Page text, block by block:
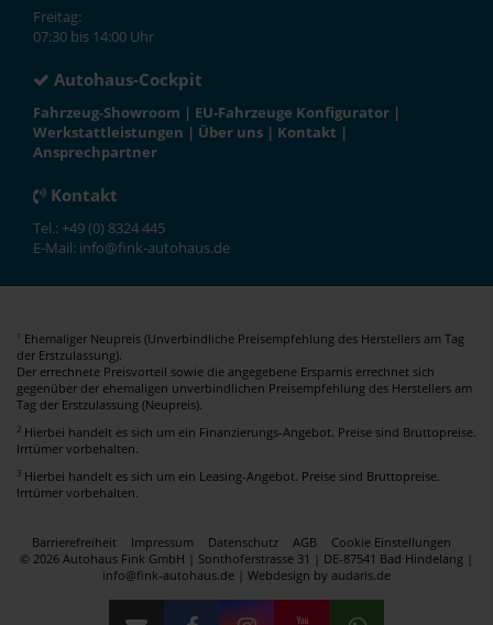
Freitag:
07:30 bis 14:00 Uhr
Autohaus-Cockpit
Fahrzeug-Showroom | EU-Fahrzeuge Konfigurator |
Werkstattleistungen | Über uns | Kontakt |
Ansprechpartner
Kontakt
Tel.: +49 (0) 8324 445
E-Mail: info@fink-autohaus.de
1 Ehemaliger Neupreis (Unverbindliche Preisempfehlung des Herstellers am Tag
der Erstzulassung).
Der errechnete Preisvorteil sowie die angegebene Ersparnis errechnet sich
gegenüber der ehemaligen unverbindlichen Preisempfehlung des Herstellers am
Tag der Erstzulassung (Neupreis).
2 Hierbei handelt es sich um ein Finanzierungs-Angebot. Preise sind Bruttopreise.
Irrtümer vorbehalten.
3 Hierbei handelt es sich um ein Leasing-Angebot. Preise sind Bruttopreise.
Irrtümer vorbehalten.
Barrierefreiheit Impressum Datenschutz AGB
Cookie Einstellungen
© 2026 Autohaus Fink GmbH | Sonthoferstrasse 31 | DE-87541 Bad Hindelang |
info@fink-autohaus.de | Webdesign by audaris.de